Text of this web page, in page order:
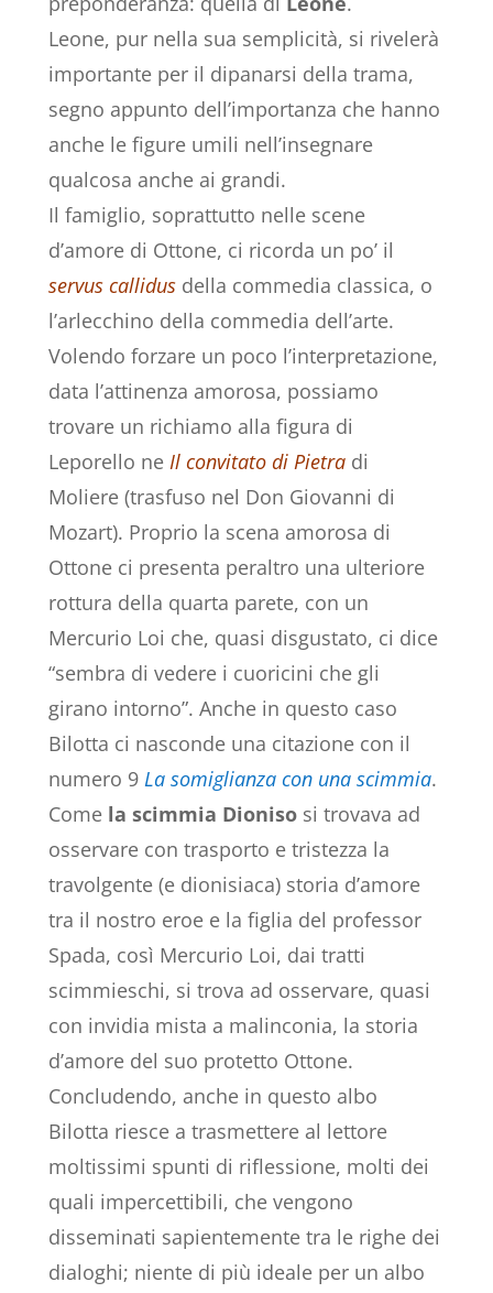
Leone, pur nella sua semplicità, si rivelerà
importante per il dipanarsi della trama,
segno appunto dell’importanza che hanno
anche le figure umili nell’insegnare
qualcosa anche ai grandi.
Il famiglio, soprattutto nelle scene
d’amore di Ottone, ci ricorda un po’ il
servus callidusdella commedia classica, o
l’arlecchino della commedia dell’arte.
Volendo forzare un poco l’interpretazione,
data l’attinenza amorosa, possiamo
trovare un richiamo alla figura di
Leporello ne Il convitato di Pietradi
Moliere (trasfuso nel Don Giovanni di
Mozart). Proprio la scena amorosa di
Ottone ci presenta peraltro una ulteriore
rottura della quarta parete, con un
Mercurio Loi che, quasi disgustato, ci dice
“sembra di vedere i cuoricini che gli
girano intorno”. Anche in questo caso
Bilotta ci nasconde una citazione con il
numero 9 La somiglianza con una scimmia.
Come la scimmia Dioniso si trovava ad
osservare con trasporto e tristezza la
travolgente (e dionisiaca) storia d’amore
tra il nostro eroe e la figlia del professor
Spada, così Mercurio Loi, dai tratti
scimmieschi, si trova ad osservare, quasi
con invidia mista a malinconia, la storia
d’amore del suo protetto Ottone.
Concludendo, anche in questo albo
Bilotta riesce a trasmettere al lettore
moltissimi spunti di riflessione, molti dei
quali impercettibili, che vengono
disseminati sapientemente tra le righe dei
dialoghi; niente di più ideale per un albo